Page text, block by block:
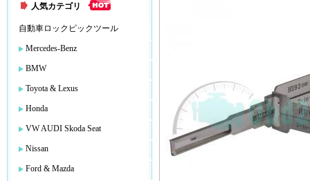
人気カテゴリ
自動車ロックピックツール
Mercedes-Benz
BMW
Toyota & Lexus
Honda
VW AUDI Skoda Seat
Nissan
Ford & Mazda